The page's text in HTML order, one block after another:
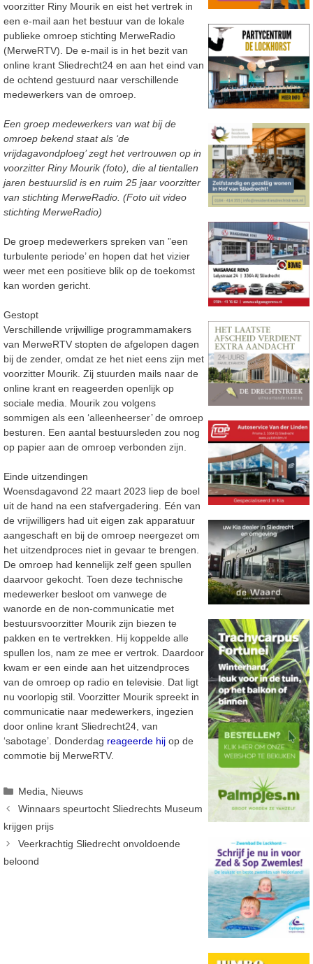
voorzitter Riny Mourik en eist het vertrek in
een e-mail aan het bestuur van de lokale
publieke omroep stichting MerweRadio
(MerweRTV). De e-mail is in het bezit van
online krant Sliedrecht24 en aan het eind van
de ochtend gestuurd naar verschillende
medewerkers van de omroep.
Een groep medewerkers van wat bij de
omroep bekend staat als ‘de
vrijdagavondploeg’ zegt het vertrouwen op in
voorzitter Riny Mourik (foto), die al tientallen
jaren bestuurslid is en ruim 25 jaar voorzitter
van stichting MerweRadio. (Foto uit video
stichting MerweRadio)
De groep medewerkers spreken van ”een
turbulente periode’ en hopen dat het vizier
weer met een positieve blik op de toekomst
kan worden gericht.
Gestopt
Verschillende vrijwillige programmamakers
van MerweRTV stopten de afgelopen dagen
bij de zender, omdat ze het niet eens zijn met
voorzitter Mourik. Zij stuurden mails naar de
online krant en reageerden openlijk op
sociale media. Mourik zou volgens
sommigen als een ‘alleenheerser’ de omroep
besturen. Een aantal bestuursleden zou nog
op papier aan de omroep verbonden zijn.
Einde uitzendingen
Woensdagavond 22 maart 2023 liep de boel
uit de hand na een stafvergadering. Eén van
de vrijwilligers had uit eigen zak apparatuur
aangeschaft en bij de omroep neergezet om
het uitzendproces niet in gevaar te brengen.
De omroep had kennelijk zelf geen spullen
daarvoor gekocht. Toen deze technische
medewerker besloot om vanwege de
wanorde en de non-communicatie met
bestuursvoorzitter Mourik zijn biezen te
pakken en te vertrekken. Hij koppelde alle
spullen los, nam ze mee er vertrok. Daardoor
kwam er een einde aan het uitzendproces
van de omroep op radio en televisie. Dat ligt
nu voorlopig stil. Voorzitter Mourik spreekt in
communicatie naar medewerkers, ingezien
door online krant Sliedrecht24, van
‘sabotage’. Donderdag reageerde hij op de
commotie bij MerweRTV.
Categorieën
Media, Nieuws
Winnaars speurtocht Sliedrechts Museum
krijgen prijs
Veerkrachtig Sliedrecht onvoldoende
beloond